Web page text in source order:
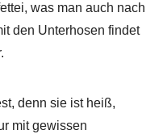
was man auch nach
den Unterhosen findet
denn sie ist heiß,
mit gewissen